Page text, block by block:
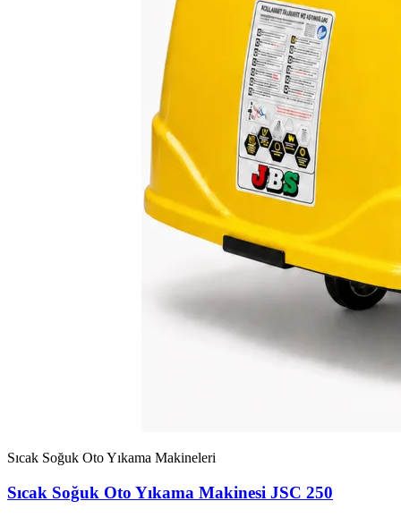
Sıcak Soğuk Oto Yıkama Makineleri
Sıcak Soğuk Oto Yıkama Makinesi JSC 250